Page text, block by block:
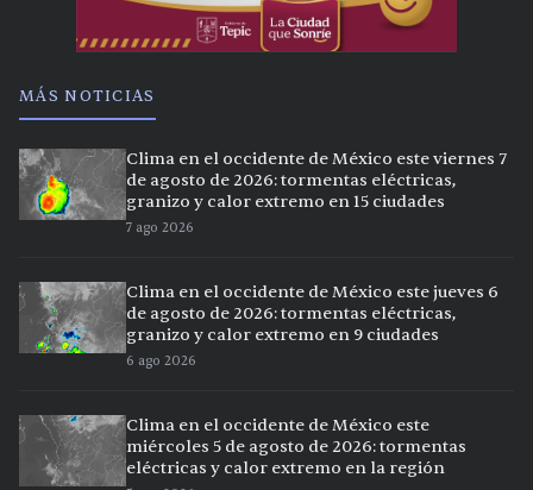
MÁS NOTICIAS
Clima en el occidente de México este viernes 7
de agosto de 2026: tormentas eléctricas,
granizo y calor extremo en 15 ciudades
7 ago 2026
Clima en el occidente de México este jueves 6
de agosto de 2026: tormentas eléctricas,
granizo y calor extremo en 9 ciudades
6 ago 2026
Clima en el occidente de México este
miércoles 5 de agosto de 2026: tormentas
eléctricas y calor extremo en la región